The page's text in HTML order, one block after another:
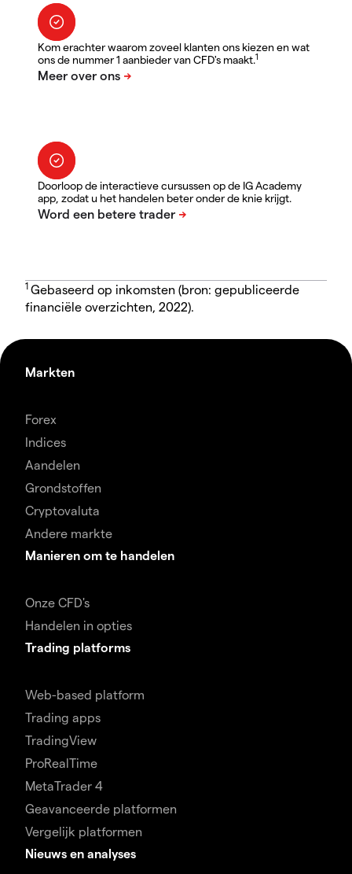
Kom erachter waarom zoveel klanten ons kiezen en wat
ons de nummer 1 aanbieder van CFD's maakt.1
Doorloop de interactieve cursussen op de IG Academy
app, zodat u het handelen beter onder de knie krijgt.
1 Gebaseerd op inkomsten (bron: gepubliceerde
financiële overzichten, 2022).
Markten
Forex
Indices
Aandelen
Grondstoffen
Cryptovaluta
Andere markte
Manieren om te handelen
Onze CFD's
Handelen in opties
Trading platforms
Web-based platform
Trading apps
TradingView
ProRealTime
MetaTrader 4
Geavanceerde platformen
Vergelijk platformen
Nieuws en analyses